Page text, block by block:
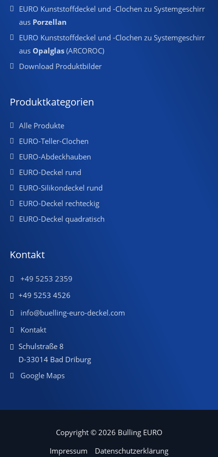
EURO Kunststoffdeckel und -Clochen zu Systemgeschirr
aus Porzellan
EURO Kunststoffdeckel und -Clochen zu Systemgeschirr
aus Opalglas (ARCOROC)
Download Produktbilder
Produktkategorien
Alle Produkte
EURO-Teller-Clochen
EURO-Abdeckhauben
EURO-Deckel rund
EURO-Silikondeckel rund
EURO-Deckel rechteckig
EURO-Deckel quadratisch
Kontakt
+49 5253 2359
+49 5253 4526
info@buelling-euro-deckel.com
Kontakt
Schulstraße 8
D-33014 Bad Driburg
Google Maps
Copyright © 2026 Bülling EURO
Impressum
Datenschutzerklärung